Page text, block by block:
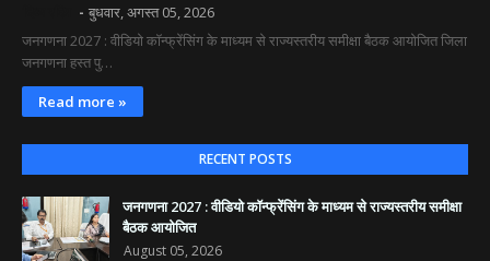
बुधवार, अगस्त 05, 2026
जनगणना 2027 : वीडियो कॉन्फ्रेंसिंग के माध्यम से राज्यस्तरीय समीक्षा बैठक आयोजित जिला
जनगणना हस्त पु…
Read more »
RECENT POSTS
जनगणना 2027 : वीडियो कॉन्फ्रेंसिंग के माध्यम से राज्यस्तरीय समीक्षा
बैठक आयोजित
August 05, 2026